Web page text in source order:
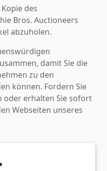
des
Bros. Auctioneers
abzuholen.
damit Sie die
zu den
können. Fordern Sie
oder erhalten Sie sofort
Webseiten unseres